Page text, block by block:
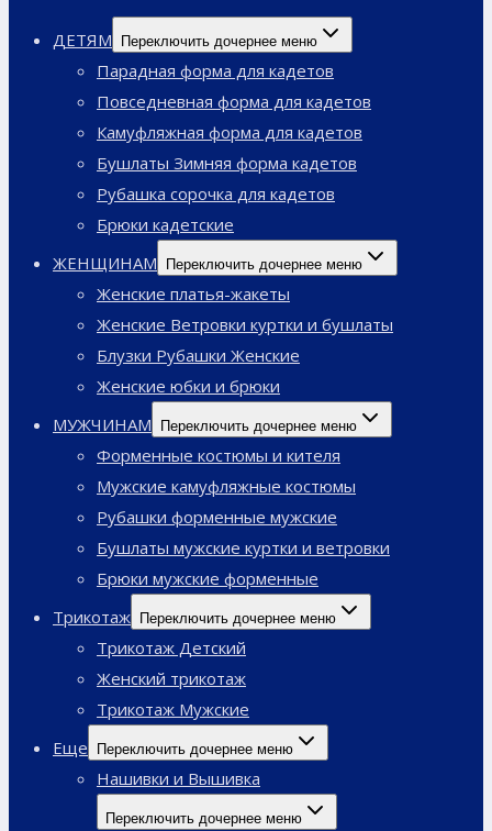
ДЕТЯМ Переключить дочернее меню
Парадная форма для кадетов
Повседневная форма для кадетов
Камуфляжная форма для кадетов
Бушлаты Зимняя форма кадетов
Рубашка сорочка для кадетов
Брюки кадетские
ЖЕНЩИНАМ
Переключить дочернее меню
Женские платья-жакеты
Женские Ветровки куртки и бушлаты
Блузки Рубашки Женские
Женские юбки и брюки
МУЖЧИНАМ
Переключить дочернее меню
Форменные костюмы и кителя
Мужские камуфляжные костюмы
Рубашки форменные мужские
Бушлаты мужские куртки и ветровки
Брюки мужские форменные
Трикотаж Переключить дочернее меню
Трикотаж Детский
Женский трикотаж
Трикотаж Мужские
Еще
Переключить дочернее меню
Нашивки и Вышивка
Переключить дочернее меню